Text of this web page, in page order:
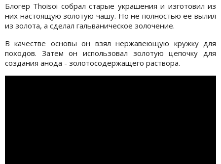
Блогер Thoisoi собрал старые украшения и изготовил из
них настоящую золотую чашу. Но не полностью ее вылил
из золота, а сделал гальваническое золочение.
В качестве основы он взял нержавеющую кружку для
походов. Затем он использовал золотую цепочку для
создания анода - золотосодержащего раствора.